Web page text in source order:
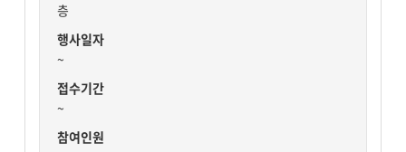
층
행사일자
~
접수기간
~
참여인원